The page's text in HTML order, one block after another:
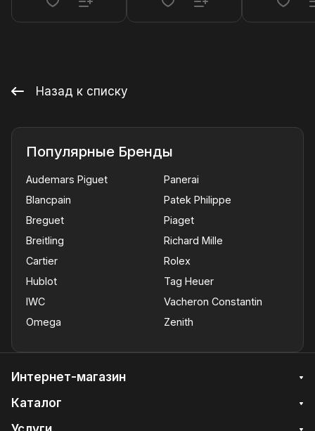
Назад к списку
Популярные Бренды
Audemars Piguet
Blancpain
Breguet
Breitling
Cartier
Hublot
IWC
Omega
Panerai
Patek Philippe
Piaget
Richard Mille
Rolex
Tag Heuer
Vacheron Constantin
Zenith
Интернет-магазин
Каталог